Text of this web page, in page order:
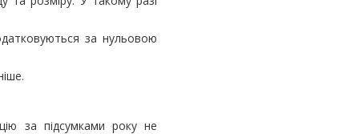
за нульовою
за підсумками року не